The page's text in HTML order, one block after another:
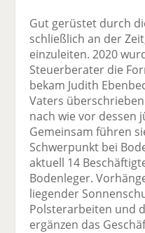
Gut gerüstet durch
schließlich an der
einzuleiten. 2020
Steuerberater die
bekam Judith
Vaters
nach wie vor dessen
Gemeinsam führen
Schwerpunkt bei
aktuell 14
Bodenleger.
liegender
Polsterarbeiten und
ergänzen das